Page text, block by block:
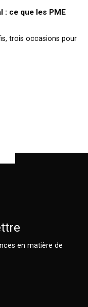
: ce que les PME
trois occasions pour
en matière de